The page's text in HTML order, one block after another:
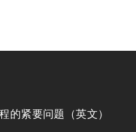
的紧要问题（英文）